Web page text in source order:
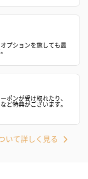
けいたします。ギフト
円）
プションを施しても最
ポンが受け取れたり、
ど特典がございます。
いて詳しく見る